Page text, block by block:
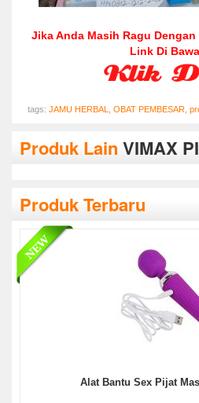
Jika Anda Masih Ragu
Link Di
tags: JAMU HERBAL OBAT PEMBESAR
Produk Lain VIMAX
Produk Terbaru
Alat Bantu Sex Pijat